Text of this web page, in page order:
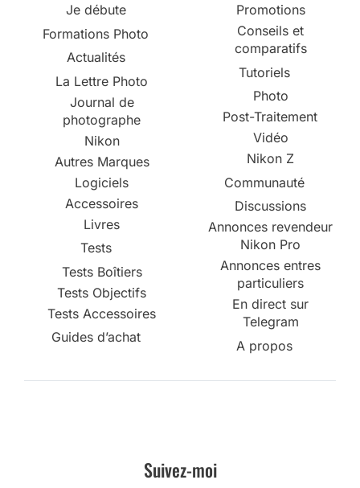
Je débute
Formations Photo
Actualités
La Lettre Photo
Journal de
photographe
Nikon
Autres Marques
Logiciels
Accessoires
Livres
Tests
Tests Boîtiers
Tests Objectifs
Tests Accessoires
Guides d’achat
Promotions
Conseils et
comparatifs
Tutoriels
Photo
Post-Traitement
Vidéo
Nikon Z
Communauté
Discussions
Annonces revendeur
Nikon Pro
Annonces entres
particuliers
En direct sur
Telegram
A propos
Suivez-moi